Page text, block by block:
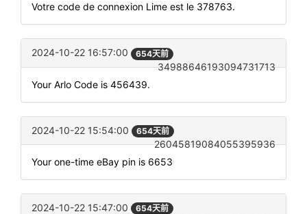
Votre code de connexion Lime est le 378763.
2024-10-22 16:57:00 654天前
34988646193094731713
Your Arlo Code is 456439.
2024-10-22 15:54:00 654天前
26045819084055395936
Your one-time eBay pin is 6653
2024-10-22 15:47:00 654天前